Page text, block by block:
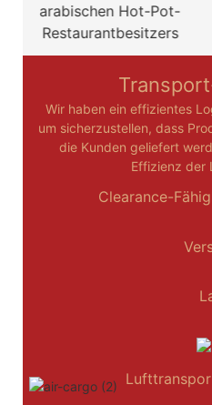
arabischen Hot-Pot-
Restaurantbesitzers
Wir haben ein effizientes
um sicherzustellen, dass
die Kunden geliefert
Effizienz der
Clearance-